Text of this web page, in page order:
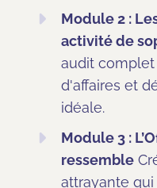
Module 2 :
activité de
audit
d'affaires et
idéale.
Module 3 :
ressemble
attrayante